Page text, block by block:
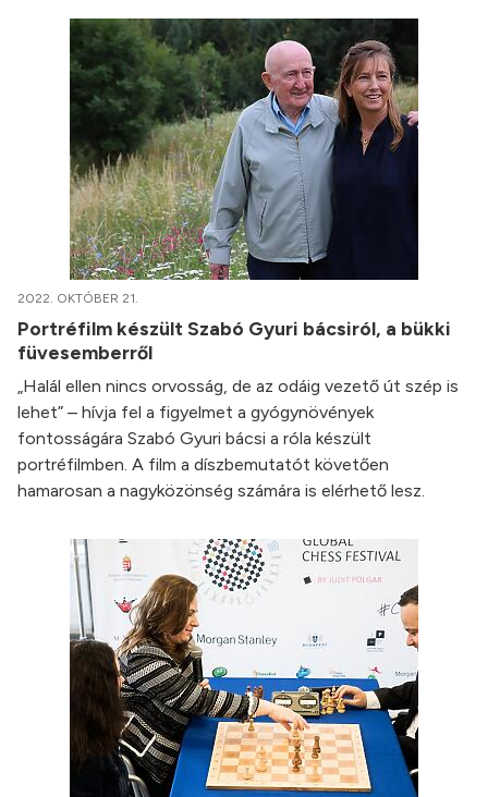
2022. OKTÓBER 21.
Portréfilm készült Szabó Gyuri bácsiról, a bükki
füvesemberről
„Halál ellen nincs orvosság, de az odáig vezető út szép is
lehet” – hívja fel a figyelmet a gyógynövények
fontosságára Szabó Gyuri bácsi a róla készült
portréfilmben. A film a díszbemutatót követően
hamarosan a nagyközönség számára is elérhető lesz.